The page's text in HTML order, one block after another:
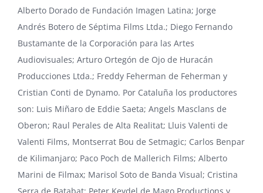
Alberto Dorado de Fundación Imagen Latina; Jorge
Andrés Botero de Séptima Films Ltda.; Diego Fernando
Bustamante de la Corporación para las Artes
Audiovisuales; Arturo Ortegón de Ojo de Huracán
Producciones Ltda.; Freddy Feherman de Feherman y
Cristian Conti de Dynamo. Por Cataluña los productores
son: Luis Miñaro de Eddie Saeta; Angels Masclans de
Oberon; Raul Perales de Alta Realitat; Lluis Valenti de
Valenti Films, Montserrat Bou de Setmagic; Carlos Benpar
de Kilimanjaro; Paco Poch de Mallerich Films; Alberto
Marini de Filmax; Marisol Soto de Banda Visual; Cristina
Serra de Batabat; Peter Keydel de Mago Productions y